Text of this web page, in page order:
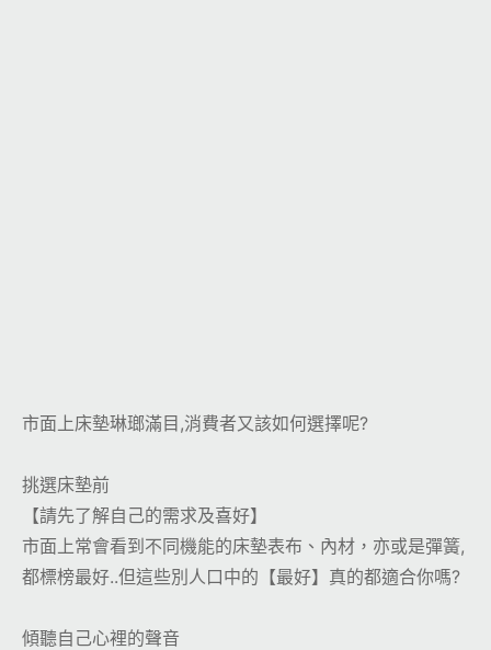
市面上床墊琳瑯滿目,消費者又該如何選擇呢?
挑選床墊前
【請先了解自己的需求及喜好】
市面上常會看到不同機能的床墊表布、內材，亦或是彈簧,
都標榜最好..但這些別人口中的【最好】真的都適合你嗎?
傾聽自己心裡的聲音